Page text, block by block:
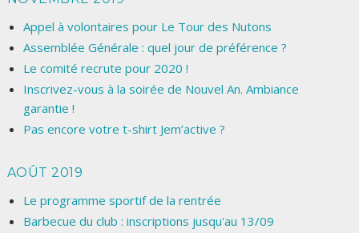
Appel à volontaires pour Le Tour des Nutons
Assemblée Générale : quel jour de préférence ?
Le comité recrute pour 2020 !
Inscrivez-vous à la soirée de Nouvel An. Ambiance
garantie !
Pas encore votre t-shirt Jem’active ?
AOÛT 2019
Le programme sportif de la rentrée
Barbecue du club : inscriptions jusqu'au 13/09